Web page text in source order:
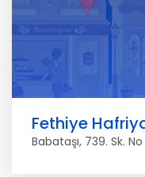
Fethiye
Babataşı, 739. Sk.